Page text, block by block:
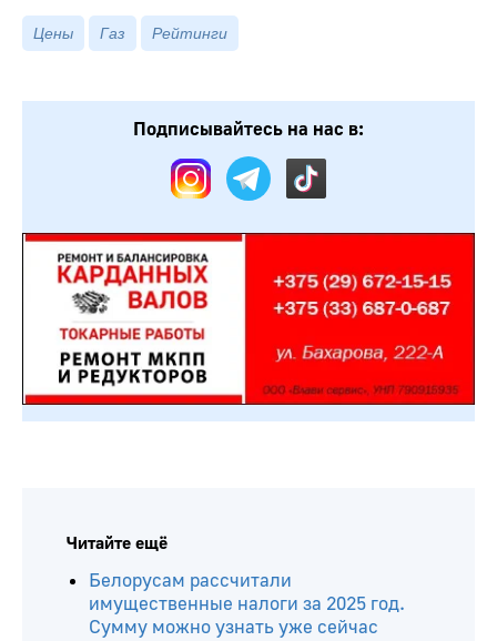
Цены Газ Рейтинги
Подписывайтесь на нас в:
Читайте ещё
Белорусам рассчитали
имущественные налоги за 2025 год.
Сумму можно узнать уже сейчас